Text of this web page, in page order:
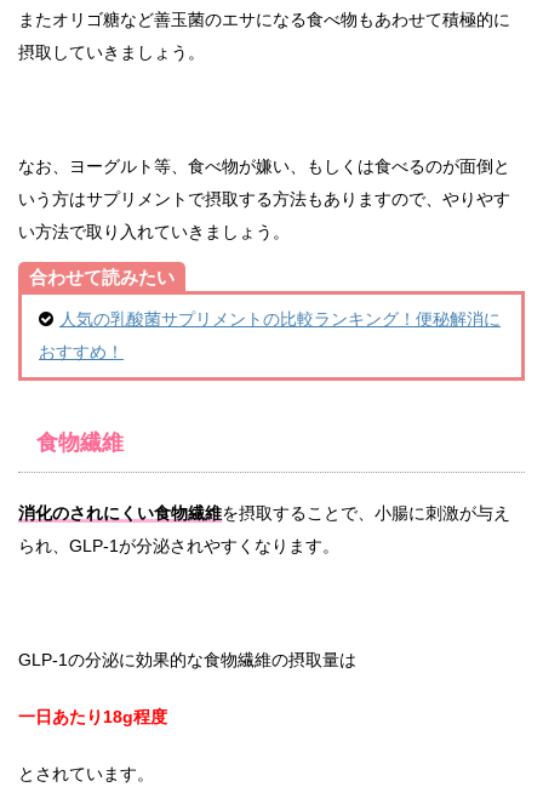
またオリゴ糖など善玉菌のエサになる食べ物もあわせて積極的に
摂取していきましょう。
なお、ヨーグルト等、食べ物が嫌い、もしくは食べるのが面倒と
いう方はサプリメントで摂取する方法もありますので、やりやす
い方法で取り入れていきましょう。
合わせて読みたい
人気の乳酸菌サプリメントの比較ランキング！便秘解消に
おすすめ！
食物繊維
消化のされにくい食物繊維を摂取することで、小腸に刺激が与え
られ、GLP-1が分泌されやすくなります。
GLP-1の分泌に効果的な食物繊維の摂取量は
一日あたり18g程度
とされています。